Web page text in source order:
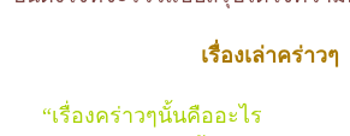
เรื่องเล่าคร่าวๆ
“เรื่องคร่าวๆนั้นคืออะไร